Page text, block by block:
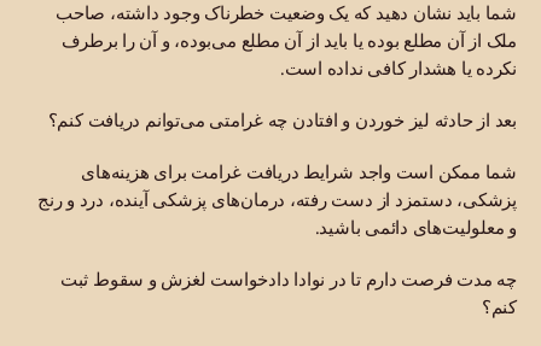
شما باید نشان دهید که یک وضعیت خطرناک وجود داشته، صاحب
ملک از آن مطلع بوده یا باید از آن مطلع می‌بوده، و آن را برطرف
نکرده یا هشدار کافی نداده است.
بعد از حادثه لیز خوردن و افتادن چه غرامتی می‌توانم دریافت کنم؟
شما ممکن است واجد شرایط دریافت غرامت برای هزینه‌های
پزشکی، دستمزد از دست رفته، درمان‌های پزشکی آینده، درد و رنج
و معلولیت‌های دائمی باشید.
چه مدت فرصت دارم تا در نوادا دادخواست لغزش و سقوط ثبت
کنم؟